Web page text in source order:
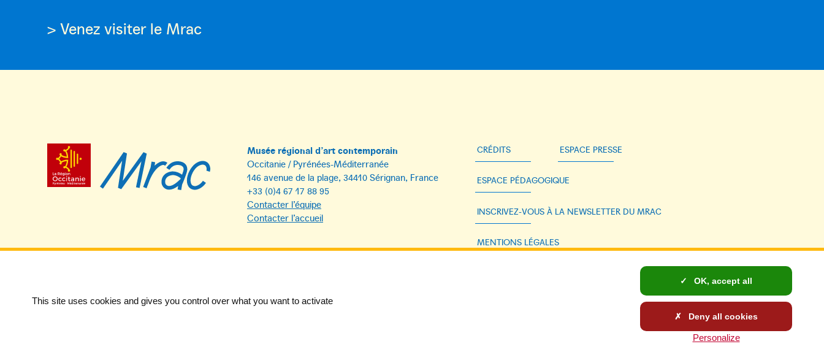
> Venez visiter le Mrac
Musée régional d’art contemporain
Occitanie / Pyrénées-Méditerranée
146 avenue de la plage, 34410 Sérignan, France
+33 (0)4 67 17 88 95
Contacter l’équipe
Contacter l’accueil
CRÉDITS ESPACE PRESSE
ESPACE PÉDAGOGIQUE
INSCRIVEZ-VOUS À LA NEWSLETTER DU MRAC
MENTIONS LÉGALES
This site uses cookies and gives you control over what you want to activate
OK, accept all
Deny all cookies
Personalize